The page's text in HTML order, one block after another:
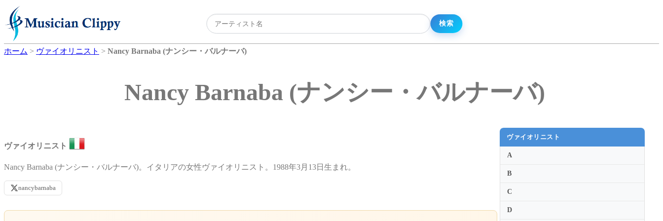
ホーム > ヴァイオリニスト > Nancy Barnaba (ナンシー・バルナーバ)
Nancy Barnaba (ナンシー・バルナーバ)
ヴァイオリニスト
Nancy Barnaba (ナンシー・バルナーバ)。イタリアの女性ヴァイオリニスト。1988年3月13日生まれ。
nancybarnaba
ヴァイオリニスト
A
B
C
D